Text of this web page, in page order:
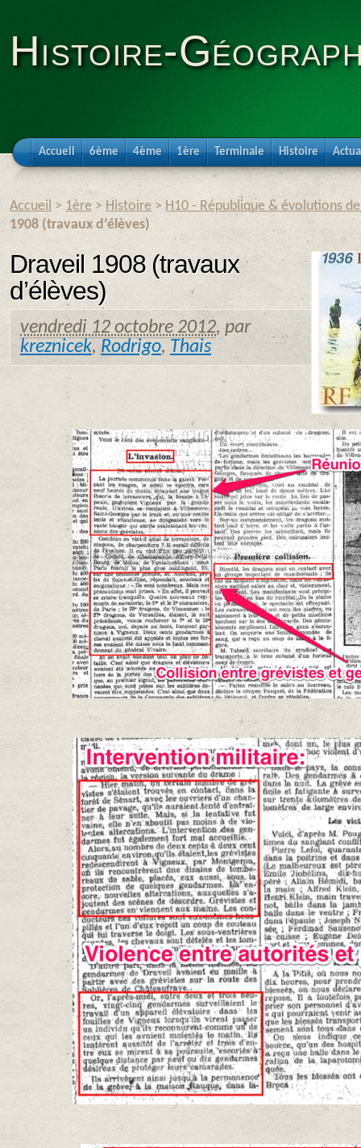
Histoire-
Accueil 6ème 4ème 1ère Terminale Histoire
Accueil > 1ère > Histoire > H10 - République & évolutions
1908 (travaux d’élèves)
Draveil 1908 (travaux
d’élèves)
vendredi 12 octobre 2012, par
kreznicek, Rodrigo, Thais